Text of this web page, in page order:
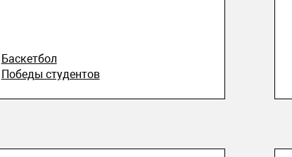
Баскетбол
Победы студентов